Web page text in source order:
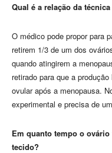
Qual é a relação da
O médico pode propor para
retirem 1/3 de um dos
quando atingirem a
retirado para que a
ovular após a menopausa.
experimental e precisa de
Em quanto tempo o
tecido?